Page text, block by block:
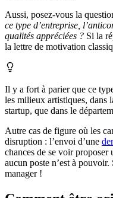
Aussi, posez-vous la
ce type d’entreprise,
qualités appréciées ? Si la
la lettre de motivation
Il y a fort à parier que ce
les milieux artistiques, dans
startup, que dans le
Autre cas de figure où les
disruption : l’envoi d’une
chances de se voir proposer
aucun poste n’est à
manager !